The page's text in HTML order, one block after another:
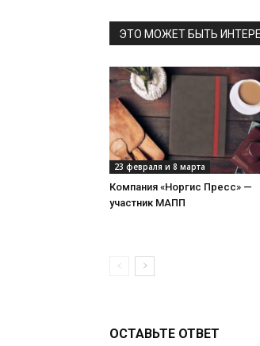
ЭТО МОЖЕТ БЫТЬ
23 февраля и 8 марта
Компания «Норгис Пресс» —
участник МАПП
ОСТАВЬТЕ ОТВЕТ